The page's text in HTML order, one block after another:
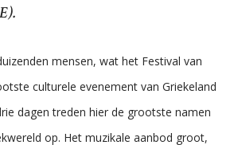
mensen, wat het Festival van
culturele evenement van Griekeland
dagen treden hier de grootste namen
op. Het muzikale aanbod groot,